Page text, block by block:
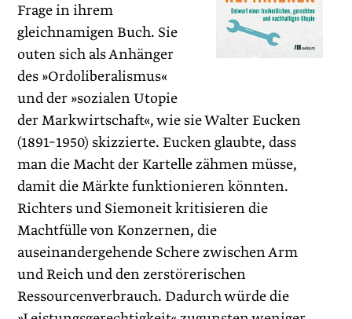
Frage in ihrem
gleichnamigen Buch. Sie
outen sich als Anhänger
des »Ordolibe­ralismus«
und der »sozialen Utopie
der Markwirtschaft«, wie sie Walter Eucken
(1891–1950) skizzierte. Eucken glaubte, dass
man die Macht der Kartelle zähmen müsse,
damit die Märkte funktionieren könnten.
Richters und Siemoneit kritisieren die
Machtfülle von Konzernen, die
auseinandergehende Schere zwischen Arm
und Reich und den zerstörerischen
Ressourcenverbrauch. Dadurch würde die